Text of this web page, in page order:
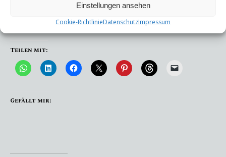
Einstellungen ansehen
Cookie-RichtlinieDatenschutzImpressum
Gespräch über Coaching führen.
Teilen mit:
Gefällt mir: